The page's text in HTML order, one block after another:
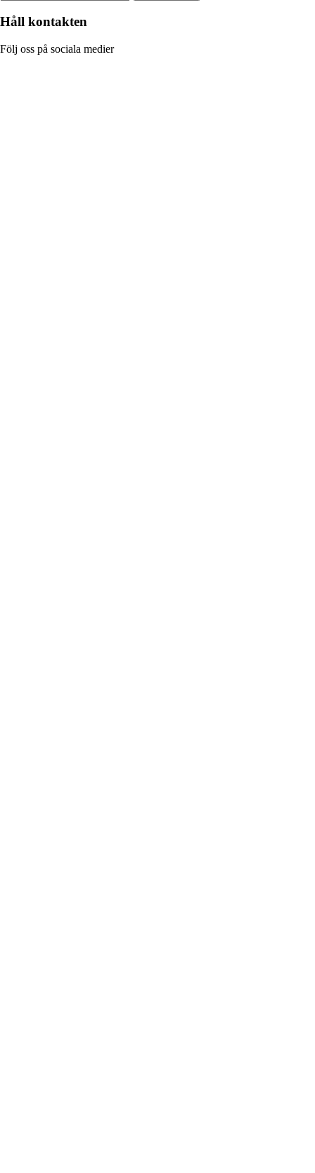
Håll kontakten
Följ oss på sociala medier